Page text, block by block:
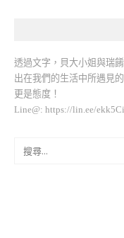
透過文字，貝大小姐與瑞
出在我們的生活中所遇見
更是態度！
Line@: https://lin.ee/